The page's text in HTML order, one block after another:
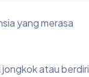
yang merasa
atau berdiri